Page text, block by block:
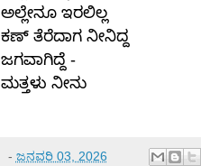
ಅಲ್ಲೇನೂ ಇರಲಿಲ್ಲ
ಕಣ್ ತೆರೆದಾಗ ನೀನಿದ್ದ
ಜಗವಾಗಿದ್ದೆ -
ಮತ್ತಳು ನೀನು
- ಜನವರಿ 03, 2026